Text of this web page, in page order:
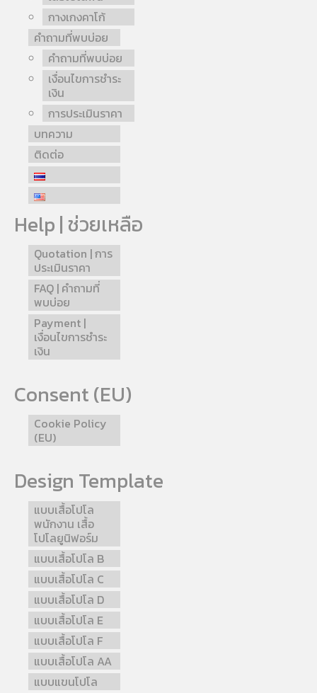
กางเกงคาโก้
คำถามที่พบบ่อย
คำถามที่พบบ่อย
เงื่อนไขการชำระ
เงิน
การประเมินราคา
บทความ
ติดต่อ
Help | ช่วยเหลือ
Quotation | การ
ประเมินราคา
FAQ | คำถามที่
พบบ่อย
Payment |
เงื่อนไขการชำระ
เงิน
Consent (EU)
Cookie Policy
(EU)
Design Template
แบบเสื้อโปโล
พนักงาน เสื้อ
โปโลยูนิฟอร์ม
แบบเสื้อโปโล B
แบบเสื้อโปโล C
แบบเสื้อโปโล D
แบบเสื้อโปโล E
แบบเสื้อโปโล F
แบบเสื้อโปโล AA
แบบแขนโปโล